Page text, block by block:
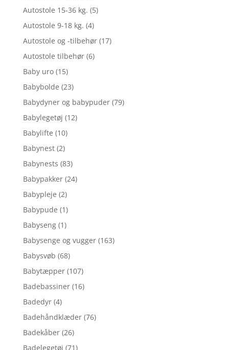
Autostole 15-36 kg. (5)
Autostole 9-18 kg. (4)
Autostole og -tilbehør (17)
Autostole tilbehør (6)
Baby uro (15)
Babybolde (23)
Babydyner og babypuder (79)
Babylegetøj (12)
Babylifte (10)
Babynest (2)
Babynests (83)
Babypakker (24)
Babypleje (2)
Babypude (1)
Babyseng (1)
Babysenge og vugger (163)
Babysvøb (68)
Babytæpper (107)
Badebassiner (16)
Badedyr (4)
Badehåndklæder (76)
Badekåber (26)
Badelegetøj (71)